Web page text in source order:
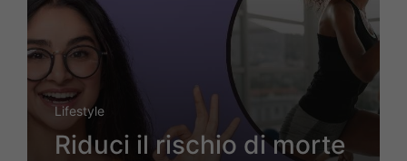
Lifestyle
Riduci il rischio di morte